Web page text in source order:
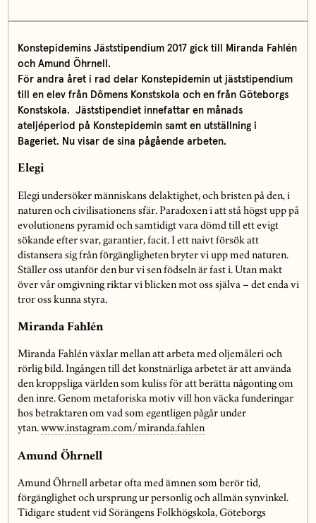
Konstepidemins Jäststipendium 2017 gick till Miranda Fahlén
och Amund Öhrnell.
För andra året i rad delar Konstepidemin ut jäststipendium
till en elev från Dômens Konstskola och en från Göteborgs
Konstskola. Jäststipendiet innefattar en månads
ateljéperiod på Konstepidemin samt en utställning i
Bageriet. Nu visar de sina pågående arbeten.
Elegi
Elegi undersöker människans delaktighet, och bristen på den, i
naturen och civilisationens sfär. Paradoxen i att stå högst upp på
evolutionens pyramid och samtidigt vara dömd till ett evigt
sökande efter svar, garantier, facit. I ett naivt försök att
distansera sig från förgängligheten bryter vi upp med naturen.
Ställer oss utanför den bur vi sen födseln är fast i. Utan makt
över vår omgivning riktar vi blicken mot oss själva – det enda vi
tror oss kunna styra.
Miranda Fahlén
Miranda Fahlén växlar mellan att arbeta med oljemåleri och
rörlig bild. Ingången till det konstnärliga arbetet är att använda
den kroppsliga världen som kuliss för att berätta någonting om
den inre. Genom metaforiska motiv vill hon väcka funderingar
hos betraktaren om vad som egentligen pågår under
ytan. www.instagram.com/miranda.fahlen
Amund Öhrnell
Amund Öhrnell arbetar ofta med ämnen som berör tid,
förgänglighet och ursprung ur personlig och allmän synvinkel.
Tidigare student vid Sörängens Folkhögskola, Göteborgs